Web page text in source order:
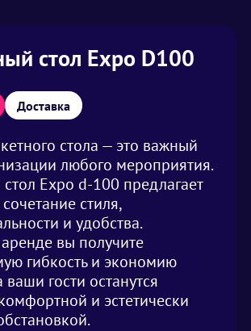
стол Expo D100
Доставка
стола — это важный
любого мероприятия.
Expo d-100 предлагает
стиля,
и удобства.
вы получите
гибкость и экономию
ваши гости останутся
и эстетически